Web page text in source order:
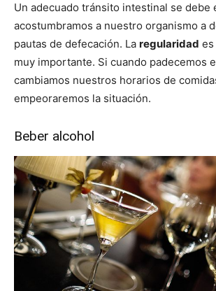
Un adecuado tránsito intestinal se debe
acostumbramos a nuestro organismo a
pautas de defecación. La regularidad
muy importante. Si cuando padecemos
cambiamos nuestros horarios de
empeoraremos la situación.
Beber alcohol